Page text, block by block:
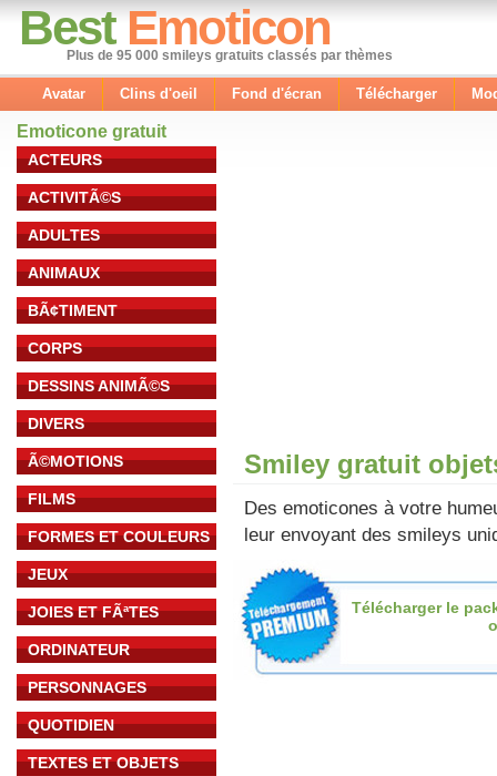
Best Emoticon
Plus de 95 000 smileys gratuits classés par thèmes
Avatar Clins d'oeil Fond d'écran Télécharger
Emoticone gratuit
ACTEURS
ACTIVITÃ©S
ADULTES
ANIMAUX
BÃ¢TIMENT
CORPS
DESSINS ANIMÃ©S
DIVERS
Ã©MOTIONS
FILMS
FORMES ET COULEURS
JEUX
JOIES ET FÃªTES
ORDINATEUR
PERSONNAGES
QUOTIDIEN
TEXTES ET OBJETS
Smiley gratuit
Des emoticones à votre
leur envoyant des smileys
Télécharger le